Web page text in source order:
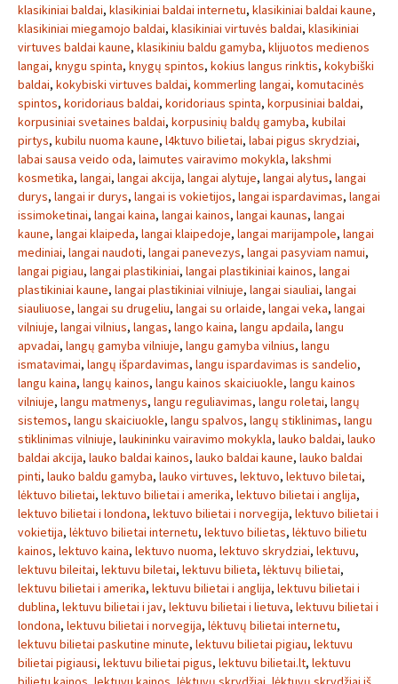
klasikiniai baldai, klasikiniai baldai internetu, klasikiniai baldai kaune,
klasikiniai miegamojo baldai, klasikiniai virtuvės baldai, klasikiniai
virtuves baldai kaune, klasikiniu baldu gamyba, klijuotos medienos
langai, knygu spinta, knygų spintos, kokius langus rinktis, kokybiški
baldai, kokybiski virtuves baldai, kommerling langai, komutacinės
spintos, koridoriaus baldai, koridoriaus spinta, korpusiniai baldai,
korpusiniai svetaines baldai, korpusinių baldų gamyba, kubilai
pirtys, kubilu nuoma kaune, l4ktuvo bilietai, labai pigus skrydziai,
labai sausa veido oda, laimutes vairavimo mokykla, lakshmi
kosmetika, langai, langai akcija, langai alytuje, langai alytus, langai
durys, langai ir durys, langai is vokietijos, langai ispardavimas, langai
issimoketinai, langai kaina, langai kainos, langai kaunas, langai
kaune, langai klaipeda, langai klaipedoje, langai marijampole, langai
mediniai, langai naudoti, langai panevezys, langai pasyviam namui,
langai pigiau, langai plastikiniai, langai plastikiniai kainos, langai
plastikiniai kaune, langai plastikiniai vilniuje, langai siauliai, langai
siauliuose, langai su drugeliu, langai su orlaide, langai veka, langai
vilniuje, langai vilnius, langas, lango kaina, langu apdaila, langu
apvadai, langų gamyba vilniuje, langu gamyba vilnius, langu
ismatavimai, langų išpardavimas, langu ispardavimas is sandelio,
langu kaina, langų kainos, langu kainos skaiciuokle, langu kainos
vilniuje, langu matmenys, langu reguliavimas, langu roletai, langų
sistemos, langu skaiciuokle, langu spalvos, langų stiklinimas, langu
stiklinimas vilniuje, laukininku vairavimo mokykla, lauko baldai, lauko
baldai akcija, lauko baldai kainos, lauko baldai kaune, lauko baldai
pinti, lauko baldu gamyba, lauko virtuves, lektuvo, lektuvo biletai,
lėktuvo bilietai, lektuvo bilietai i amerika, lektuvo bilietai i anglija,
lektuvo bilietai i londona, lektuvo bilietai i norvegija, lektuvo bilietai i
vokietija, lėktuvo bilietai internetu, lektuvo bilietas, lėktuvo bilietu
kainos, lektuvo kaina, lektuvo nuoma, lektuvo skrydziai, lektuvu,
lektuvu bileitai, lektuvu biletai, lektuvu bilieta, lėktuvų bilietai,
lektuvu bilietai i amerika, lektuvu bilietai i anglija, lektuvu bilietai i
dublina, lektuvu bilietai i jav, lektuvu bilietai i lietuva, lektuvu bilietai i
londona, lektuvu bilietai i norvegija, lėktuvų bilietai internetu,
lektuvu bilietai paskutine minute, lektuvu bilietai pigiau, lektuvu
bilietai pigiausi, lektuvu bilietai pigus, lektuvu bilietai.lt, lektuvu